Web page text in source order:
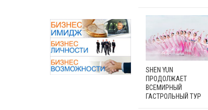
SHEN YUN
ПРОДОЛЖАЕТ
ВСЕМИРНЫЙ
ГАСТРОЛЬНЫЙ ТУР